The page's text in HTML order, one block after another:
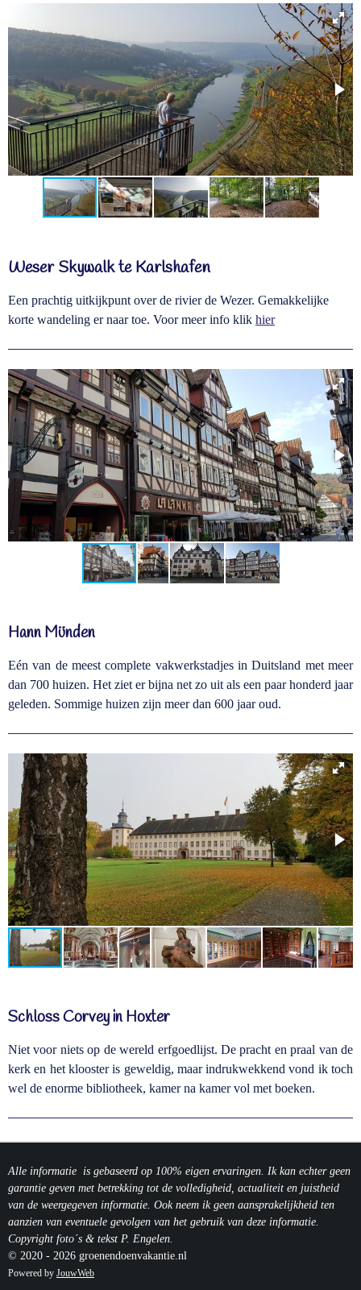
Weser Skywalk te Karlshafen
Een prachtig uitkijkpunt over de rivier de Wezer. Gemakkelijke
korte wandeling er naar toe. Voor meer info klik hier
Hann Münden
Eén van de meest complete vakwerkstadjes in Duitsland met meer
dan 700 huizen. Het ziet er bijna net zo uit als een paar honderd jaar
geleden. Sommige huizen zijn meer dan 600 jaar oud.
Schloss Corvey in Hoxter
Niet voor niets op de wereld erfgoedlijst. De pracht en praal van de
kerk en het klooster is geweldig, maar indrukwekkend vond ik toch
wel de enorme bibliotheek, kamer na kamer vol met boeken.
Alle informatie is gebaseerd op 100% eigen ervaringen. Ik kan echter geen
garantie geven met betrekking tot de volledigheid, actualiteit en juistheid
van de weergegeven informatie. Ook neem ik geen aansprakelijkheid ten
aanzien van eventuele gevolgen van het gebruik van deze informatie.
Copyright foto´s & tekst P. Engelen.
© 2020 - 2026 groenendoenvakantie.nl
Powered by JouwWeb